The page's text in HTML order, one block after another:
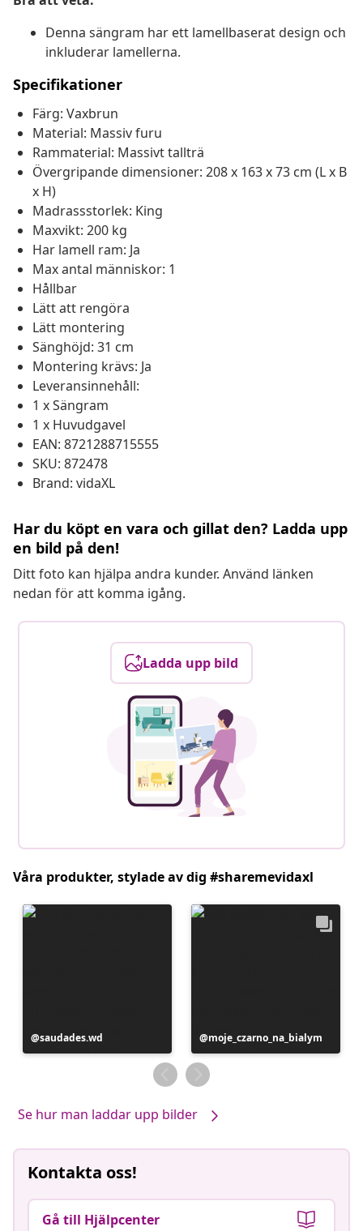
Denna sängram har ett lamellbaserat design och
inkluderar lamellerna.
Specifikationer
Färg: Vaxbrun
Material: Massiv furu
Rammaterial: Massivt tallträ
Övergripande dimensioner: 208 x 163 x 73 cm (L x B
x H)
Madrassstorlek: King
Maxvikt: 200 kg
Har lamell ram: Ja
Max antal människor: 1
Hållbar
Lätt att rengöra
Lätt montering
Sänghöjd: 31 cm
Montering krävs: Ja
Leveransinnehåll:
1 x Sängram
1 x Huvudgavel
EAN: 8721288715555
SKU: 872478
Brand: vidaXL
Har du köpt en vara och gillat den? Ladda upp
en bild på den!
Ditt foto kan hjälpa andra kunder. Använd länken
nedan för att komma igång.
Ladda upp bild
Våra produkter, stylade av dig #sharemevidaxl
Inlägg
publicerat
saudades.wd
Inlägg
publicerat
av
moje_czarno_na_bialym
Se hur man laddar upp bilder
Kontakta oss!
Gå till Hjälpcenter